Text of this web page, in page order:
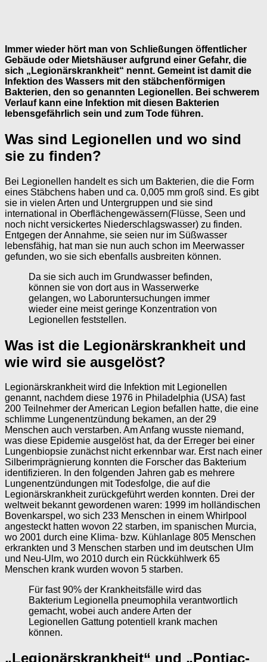
Immer wieder hört man von Schließungen öffentlicher
Gebäude oder Mietshäuser aufgrund einer Gefahr, die
sich „Legionärskrankheit“ nennt. Gemeint ist damit die
Infektion des Wassers mit den stäbchenförmigen
Bakterien, den so genannten Legionellen. Bei schwerem
Verlauf kann eine Infektion mit diesen Bakterien
lebensgefährlich sein und zum Tode führen.
Was sind Legionellen und wo sind
sie zu finden?
Bei Legionellen handelt es sich um Bakterien, die die Form
eines Stäbchens haben und ca. 0,005 mm groß sind. Es gibt
sie in vielen Arten und Untergruppen und sie sind
international in Oberflächengewässern(Flüsse, Seen und
noch nicht versickertes Niederschlagswasser) zu finden.
Entgegen der Annahme, sie seien nur im Süßwasser
lebensfähig, hat man sie nun auch schon im Meerwasser
gefunden, wo sie sich ebenfalls ausbreiten können.
Da sie sich auch im Grundwasser befinden,
können sie von dort aus in Wasserwerke
gelangen, wo Laboruntersuchungen immer
wieder eine meist geringe Konzentration von
Legionellen feststellen.
Was ist die Legionärskrankheit und
wie wird sie ausgelöst?
Legionärskrankheit wird die Infektion mit Legionellen
genannt, nachdem diese 1976 in Philadelphia (USA) fast
200 Teilnehmer der American Legion befallen hatte, die eine
schlimme Lungenentzündung bekamen, an der 29
Menschen auch verstarben. Am Anfang wusste niemand,
was diese Epidemie ausgelöst hat, da der Erreger bei einer
Lungenbiopsie zunächst nicht erkennbar war. Erst nach einer
Silberimprägnierung konnten die Forscher das Bakterium
identifizieren. In den folgenden Jahren gab es mehrere
Lungenentzündungen mit Todesfolge, die auf die
Legionärskrankheit zurückgeführt werden konnten. Drei der
weltweit bekannt gewordenen waren: 1999 im holländischen
Bovenkarspel, wo sich 233 Menschen in einem Whirlpool
angesteckt hatten wovon 22 starben, im spanischen Murcia,
wo 2001 durch eine Klima- bzw. Kühlanlage 805 Menschen
erkrankten und 3 Menschen starben und im deutschen Ulm
und Neu-Ulm, wo 2010 durch ein Rückkühlwerk 65
Menschen krank wurden wovon 5 starben.
Für fast 90% der Krankheitsfälle wird das
Bakterium Legionella pneumophila verantwortlich
gemacht, wobei auch andere Arten der
Legionellen Gattung potentiell krank machen
können.
„Legionärskrankheit“ und „Pontiac-